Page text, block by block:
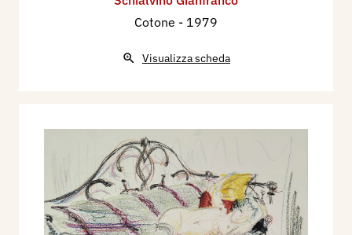
Cotone - 1979
Visualizza scheda